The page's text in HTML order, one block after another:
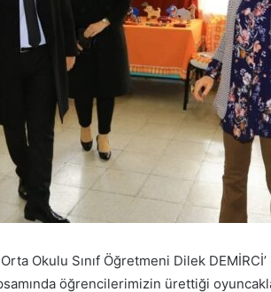
Okulu Sınıf Öğretmeni Dilek
öğrencilerimizin ürettiği